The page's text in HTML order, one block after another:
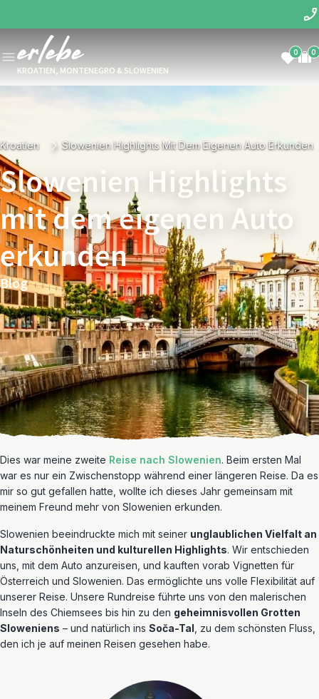
KROATIEN, MONTENEGRO & SLOWENIEN
0 0
Kroatien Slowenien Highlights Mit Dem Eigenen Auto Erkunden
Slowenien Highlights
mit dem eigenen Auto
erkunden
Blog
Dies war meine zweite Reise nach Slowenien. Beim ersten Mal
war es nur ein Zwischenstopp während einer längeren Reise. Da es
mir so gut gefallen hatte, wollte ich dieses Jahr gemeinsam mit
meinem Freund mehr von Slowenien erkunden.
Slowenien beeindruckte mich mit seiner unglaublichen Vielfalt an
Naturschönheiten und kulturellen Highlights. Wir entschieden
uns, mit dem Auto anzureisen, und kauften vorab Vignetten für
Österreich und Slowenien. Das ermöglichte uns volle Flexibilität auf
unserer Reise. Unsere Rundreise führte uns von den malerischen
Inseln des Chiemsees bis hin zu den geheimnisvollen Grotten
Sloweniens – und natürlich ins Soča-Tal , zu dem schönsten Fluss,
den ich je auf meinen Reisen gesehen habe.